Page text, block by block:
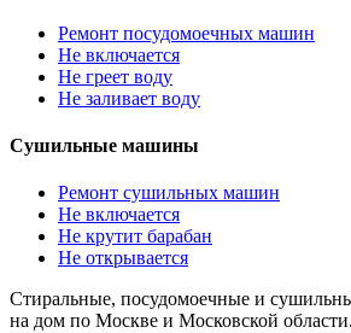
Ремонт посудомоечных машин
Не включается
Не греет воду
Не заливает воду
Сушильные машины
Ремонт сушильных машин
Не включается
Не крутит барабан
Не открывается
Стиральные, посудомоечные и
на дом по Москве и Московской области.